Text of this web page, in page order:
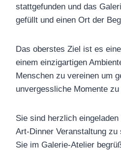
stattgefunden und das
gefüllt und einen Ort der
Das oberstes Ziel ist es
einem einzigartigen
Menschen zu vereinen um
unvergessliche Momente zu
Sie sind herzlich
Art-Dinner Veranstaltung zu
Sie im Galerie-Atelier